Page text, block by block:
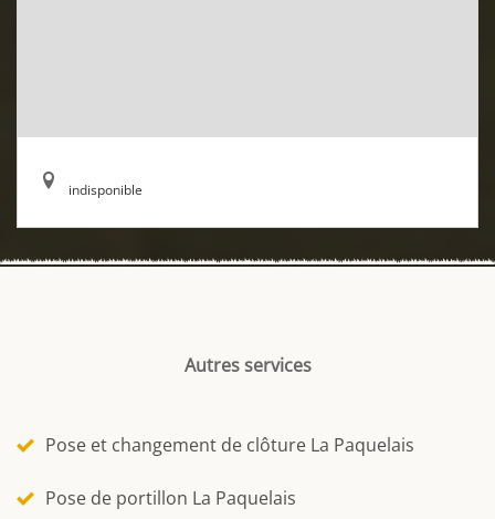
indisponible
Autres services
Pose et changement de clôture La Paquelais
Pose de portillon La Paquelais